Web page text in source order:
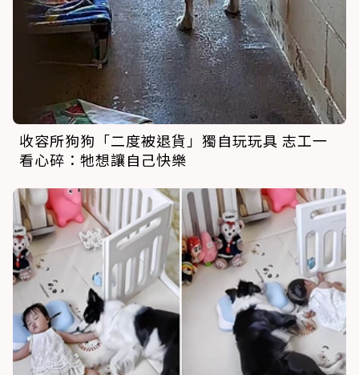
收容所狗狗「二度被退貨」獨自玩玩具 志工一
看心碎：牠想讓自己快樂